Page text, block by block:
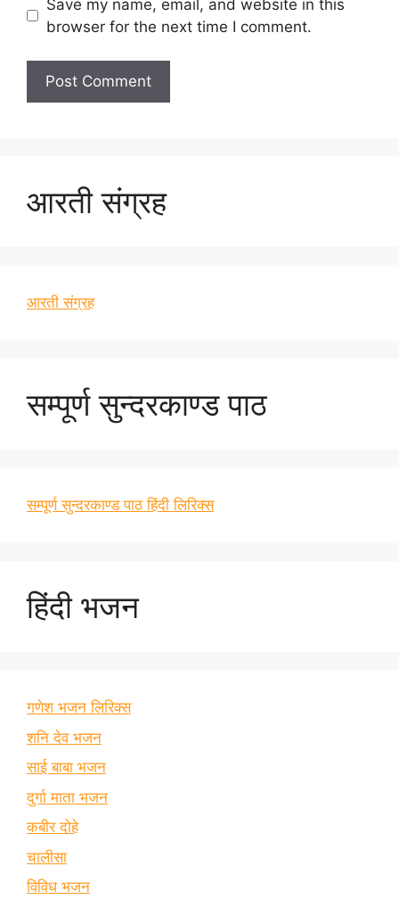
Save my name, email, and website in this
browser for the next time I comment.
आरती संग्रह
आरती संग्रह
सम्पूर्ण सुन्दरकाण्ड पाठ
सम्पूर्ण सुन्दरकाण्ड पाठ हिंदी लिरिक्स
हिंदी भजन
गणेश भजन लिरिक्स
शनि देव भजन
साई बाबा भजन
दुर्गा माता भजन
कबीर दोहे
चालीसा
विविध भजन